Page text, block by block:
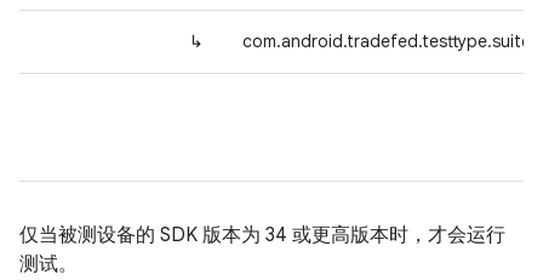
↳
仅当被测设备的 SDK 版本为 34 或更高版本时，才会运行
测试。